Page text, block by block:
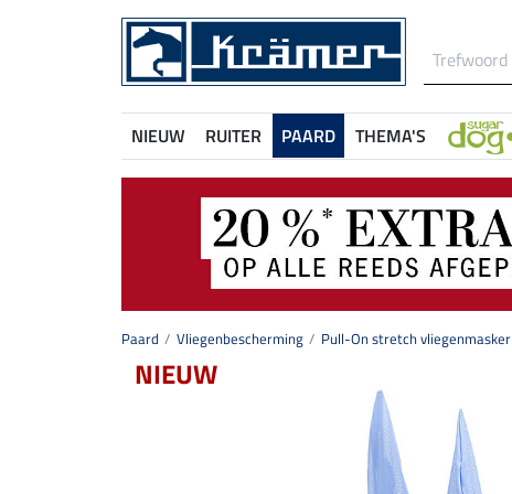
NIEUW RUITER PAARD THEMA'S
Paard Vliegenbescherming Pull-On stretch vliegenmasker
NIEUW